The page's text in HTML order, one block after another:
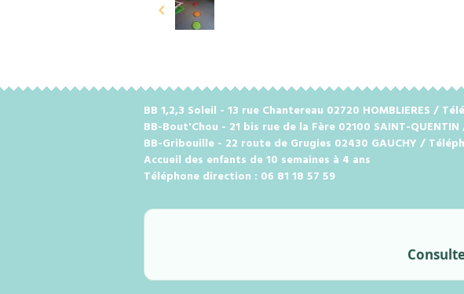
BB 1,2,3 Soleil - 13 rue Chantereau 02720 HOMBLIERES /
BB-Bout'Chou - 21 bis rue de la Fère 02100 SAINT-
BB-Gribouille - 22 route de Grugies 02430 GAUCHY /
Accueil des enfants de 10 semaines à 4 ans
Téléphone direction : 06 81 18 57 59